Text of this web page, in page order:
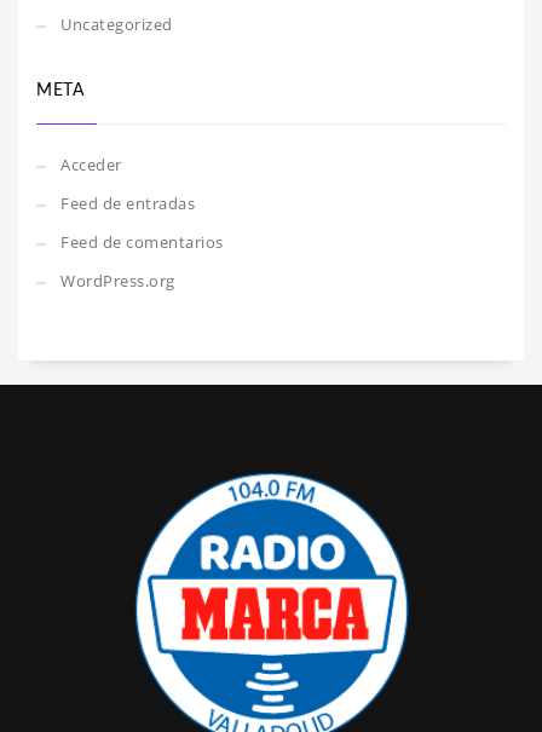
Uncategorized
META
Acceder
Feed de entradas
Feed de comentarios
WordPress.org